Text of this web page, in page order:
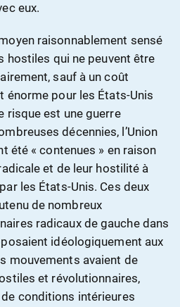
eux.
raisonnablement sensé
hostiles qui ne peuvent être
sauf à un coût
pour les États-Unis
risque est une guerre
décennies, l’Union
été « contenues » en raison
et de leur hostilité à
les États-Unis. Ces deux
de nombreux
radicaux de gauche dans
idéologiquement aux
mouvements avaient de
et révolutionnaires,
conditions intérieures